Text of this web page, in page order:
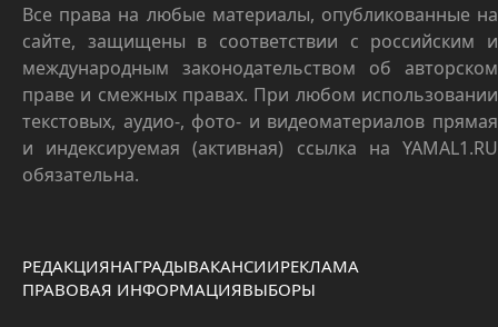
Все права на любые материалы, опубликованные на
сайте, защищены в соответствии с российским и
международным законодательством об авторском
праве и смежных правах. При любом использовании
текстовых, аудио-, фото- и видеоматериалов прямая
и индексируемая (активная) ссылка на YAMAL1.RU
обязательна.
РЕДАКЦИЯНАГРАДЫВАКАНСИИРЕКЛАМА
ПРАВОВАЯ ИНФОРМАЦИЯВЫБОРЫ